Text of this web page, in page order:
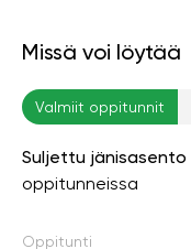
Missä voi löytää
Valmiit oppitunnit
Suljettu jänisasento
oppitunneissa
Oppitunti